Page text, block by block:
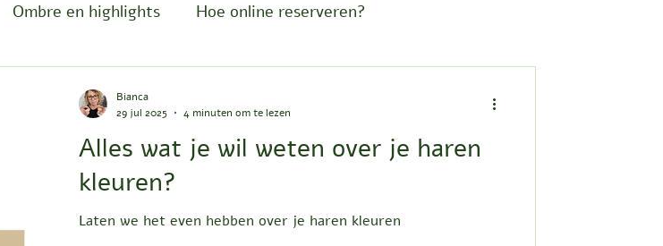
Ombre en highlights Hoe online reserveren?
Nieuwsbrief
Kinderen en krullen
Alles wat je wil weten over je haren
kleuren?
Laten we het even hebben over je haren kleuren
Bianca
29 jul 2025
4 minuten om te lezen